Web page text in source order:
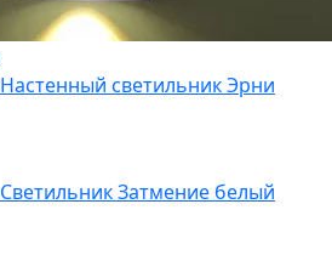
Настенный светильник Эрни
Светильник Затмение белый